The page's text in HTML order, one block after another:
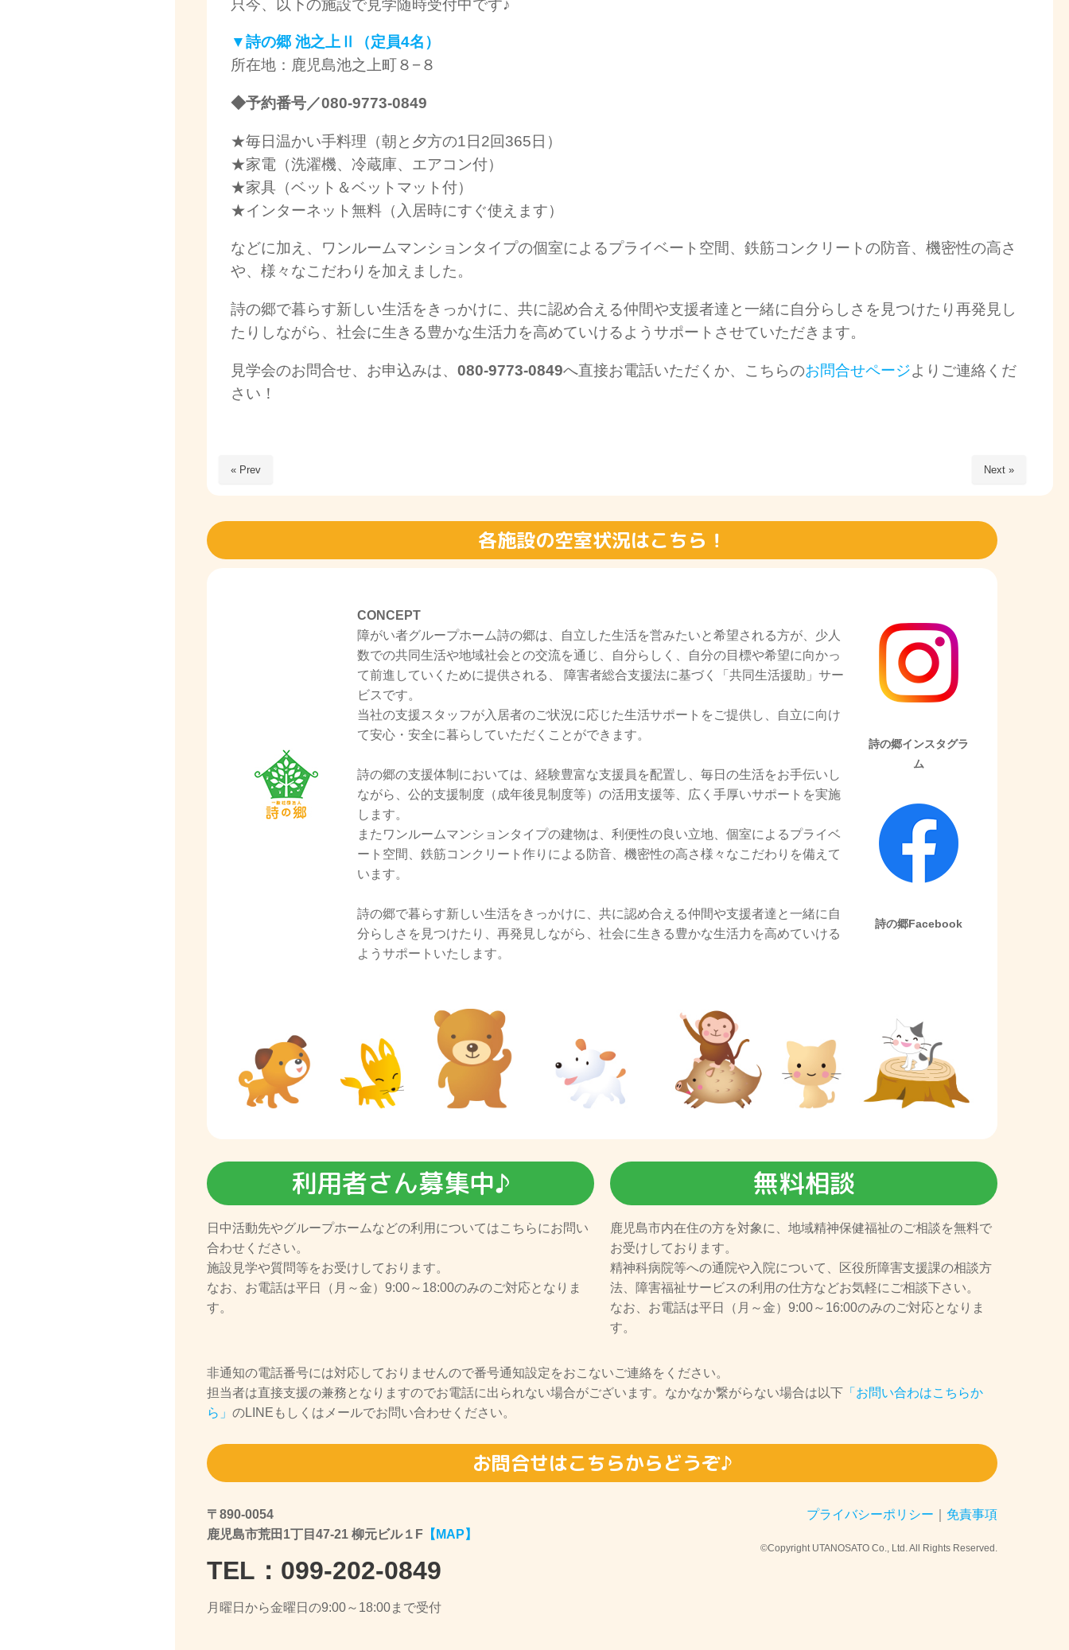
只今、以下の施設で見学随時受付中です♪
▼詩の郷 池之上Ⅱ（定員4名）
所在地：鹿児島池之上町８−８
◆予約番号／080-9773-0849
★毎日温かい手料理（朝と夕方の1日2回365日）
★家電（洗濯機、冷蔵庫、エアコン付）
★家具（ベット＆ベットマット付）
★インターネット無料（入居時にすぐ使えます）
などに加え、ワンルームマンションタイプの個室によるプライベート空間、鉄筋コンクリートの防音、機密性の高さ
や、様々なこだわりを加えました。
詩の郷で暮らす新しい生活をきっかけに、共に認め合える仲間や支援者達と一緒に自分らしさを見つけたり再発見し
たりしながら、社会に生きる豊かな生活力を高めていけるようサポートさせていただきます。
見学会のお問合せ、お申込みは、 080-9773-0849へ直接お電話いただくか、こちらのお問合せページよりご連絡くだ
さい！
« Prev Next »
各施設の空室状況はこちら！
CONCEPT
障がい者グループホーム詩の郷は、自立した生活を営みたいと希望される方が、少人
数での共同生活や地域社会との交流を通じ、自分らしく、自分の目標や希望に向かっ
て前進していくために提供される、 障害者総合支援法に基づく「共同生活援助」サー
ビスです。
当社の支援スタッフが入居者のご状況に応じた生活サポートをご提供し、自立に向け
て安心・安全に暮らしていただくことができます。
詩の郷の支援体制においては、経験豊富な支援員を配置し、毎日の生活をお手伝いし
ながら、公的支援制度（成年後見制度等）の活用支援等、広く手厚いサポートを実施
します。
またワンルームマンションタイプの建物は、利便性の良い立地、個室によるプライベ
ート空間、鉄筋コンクリート作りによる防音、機密性の高さ様々なこだわりを備えて
います。
詩の郷で暮らす新しい生活をきっかけに、共に認め合える仲間や支援者達と一緒に自
分らしさを見つけたり、再発見しながら、社会に生きる豊かな生活力を高めていける
ようサポートいたします。
詩の郷インスタグラ
ム
詩の郷Facebook
利用者さん募集中♪
日中活動先やグループホームなどの利用についてはこちらにお問い
合わせください。
施設見学や質問等をお受けしております。
なお、お電話は平日（月～金）9:00～18:00のみのご対応となりま
す。
無料相談
鹿児島市内在住の方を対象に、地域精神保健福祉のご相談を無料で
お受けしております。
精神科病院等への通院や入院について、区役所障害支援課の相談方
法、障害福祉サービスの利用の仕方などお気軽にご相談下さい。
なお、お電話は平日（月～金）9:00～16:00のみのご対応となりま
す。
非通知の電話番号には対応しておりませんので番号通知設定をおこないご連絡をください。
担当者は直接支援の兼務となりますのでお電話に出られない場合がございます。なかなか繋がらない場合は以下 「お問い合わはこちらか
ら」 のLINEもしくはメールでお問い合わせください。
お問合せはこちらからどうぞ♪
〒890-0054
鹿児島市荒田1丁目47-21 柳元ビル１F 【MAP】
TEL：099-202-0849
月曜日から金曜日の9:00～18:00まで受付
プライバシーポリシー 免責事項
©Copyright UTANOSATO Co., Ltd. All Rights Reserved.